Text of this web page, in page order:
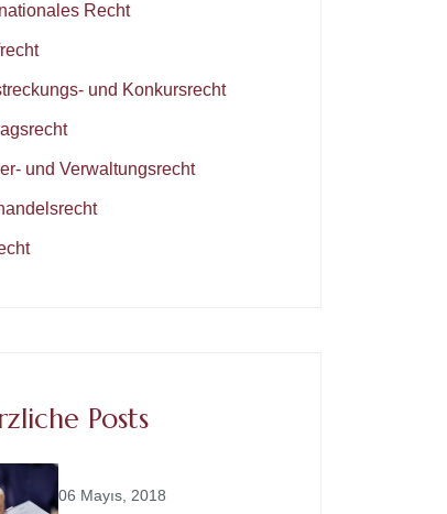
Recht
und Konkursrecht
und Verwaltungsrecht
Posts
06 Mayıs, 2018